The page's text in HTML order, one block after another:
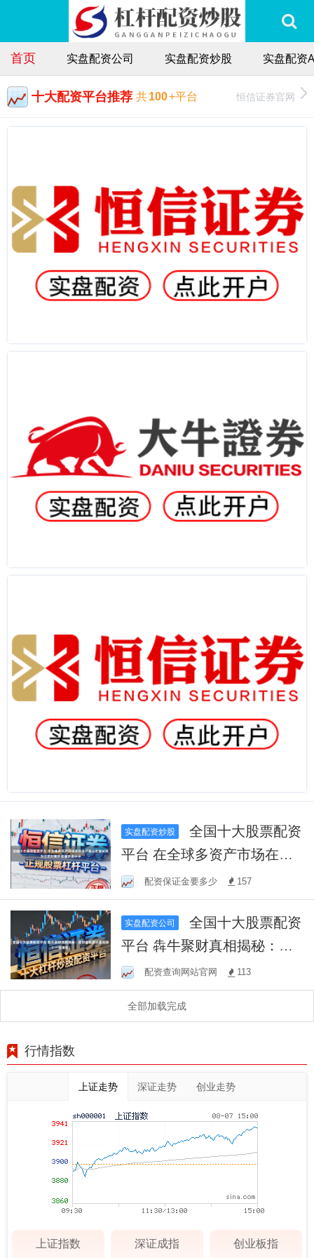
首页 实盘配资公司 实盘配资炒股 实盘配资
十大配资平台推荐 共100+平台 恒信证券官网
实盘配资炒股
全国十大股票配资
平台 在全球多资产市场在市
场节奏以反复试探为主的时
期的盘面环境中中
配资保证金要多少 157
实盘配资公司
全国十大股票配资
平台 犇牛聚财真相揭秘：是
财富机遇还是陷阱？一探便
知！
配资查询网站官网 113
全部加载完成
行情指数
上证走势 深证走势 创业走势
上证指数 深证成指 创业板指